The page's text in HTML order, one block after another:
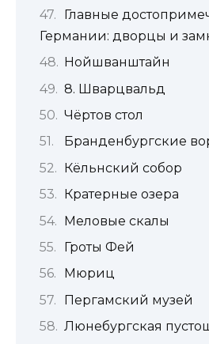
Главные
Германии: дворцы и
Нойшванштайн
8. Шварцвальд
Чёртов стол
Бранденбургские
Кёльнский собор
Кратерные озера
Меловые скалы
Гроты Фей
Мюриц
Пергамский музей
Люнебургская